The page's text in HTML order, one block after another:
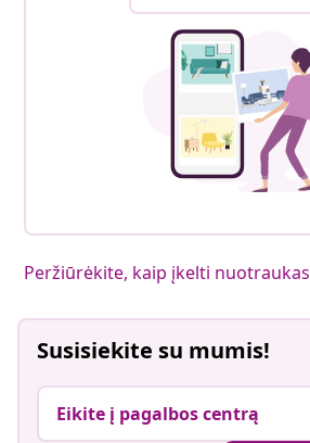
Peržiūrėkite, kaip įkelti nuotraukas
Susisiekite su mumis!
Eikite į pagalbos centrą